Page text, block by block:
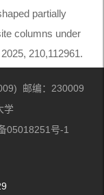
partially
columns under
210,112961.
邮编：230009
学
05018251号-1